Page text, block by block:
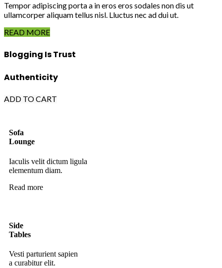
Tempor adipiscing porta a in eros eros sodales non dis ut
ullamcorper aliquam tellus nisl. Lluctus nec ad dui ut.
READ MORE
Blogging Is Trust
Authenticity
ADD TO CART
Sofa
Lounge
Iaculis velit dictum ligula
elementum diam.
Read more
Side
Tables
Vesti parturient sapien
a curabitur elit.